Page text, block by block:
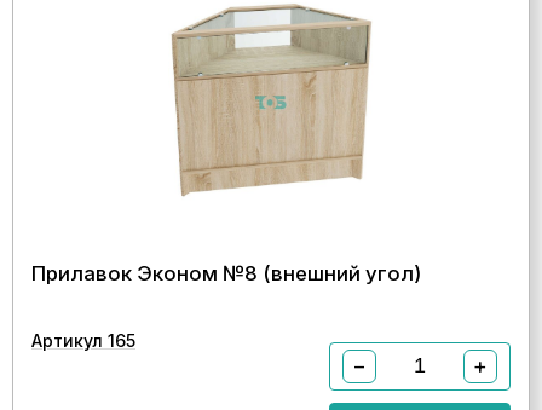
Прилавок Эконом №8 (внешний угол)
Артикул 165
− +